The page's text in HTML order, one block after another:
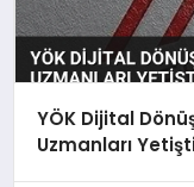
YÖK Dijital
Uzmanları